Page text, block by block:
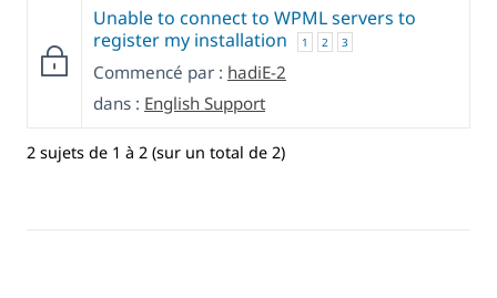
Unable to connect to WPML servers to
register my installation
1 2 3
Commencé par : hadiE-2
dans : English Support
2 sujets de 1 à 2 (sur un total de 2)